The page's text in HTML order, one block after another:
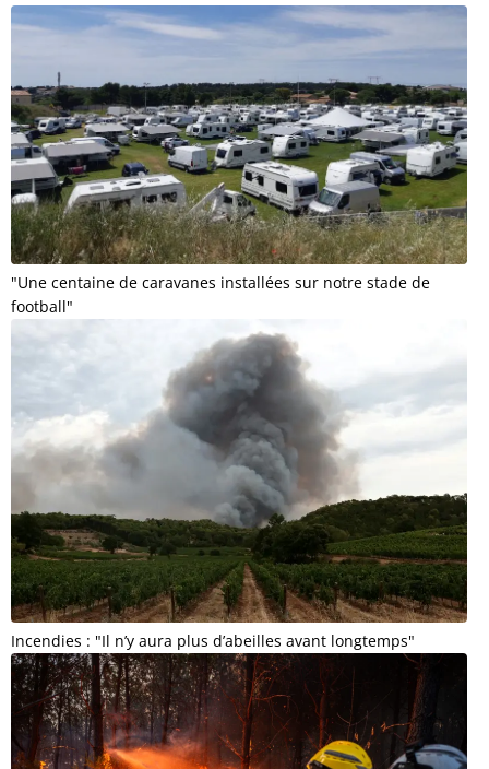
"Une centaine de caravanes installées sur notre stade de
football"
Incendies : "Il n’y aura plus d’abeilles avant longtemps"